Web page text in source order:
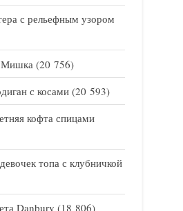
с рельефным узором
Мишка (20 756)
с косами (20 593)
кофта спицами
топа с клубничкой
Danbury (18 806)